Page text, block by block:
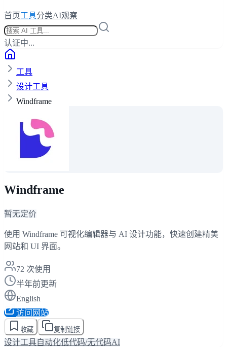
首页工具分类AI观察
认证中...
工具
设计工具
Windframe
Windframe
暂无定价
使用 Windframe 可视化编辑器与 AI 设计功能，快速创建精美
网站和 UI 界面。
72 次使用
半年前更新
English
访问网站
收藏 复制链接
设计工具自动化低代码/无代码AI